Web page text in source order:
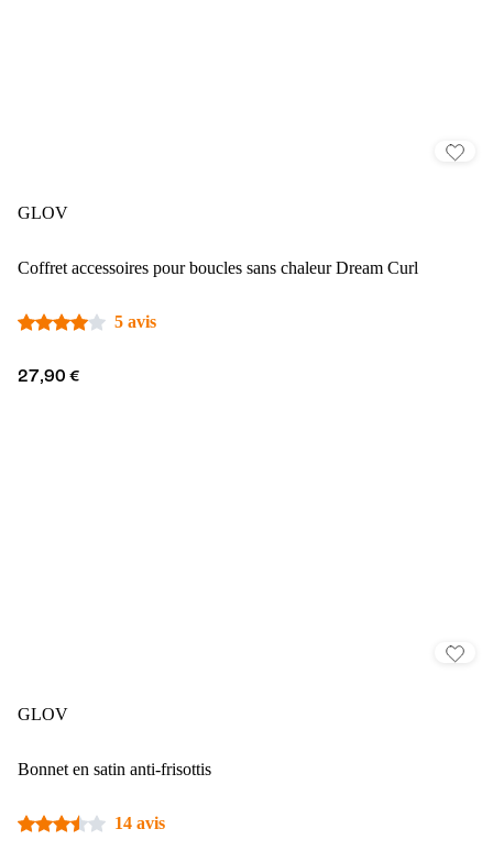
GLOV
Coffret accessoires pour boucles sans chaleur Dream Curl
5 avis
27,90 €
GLOV
Bonnet en satin anti-frisottis
14 avis